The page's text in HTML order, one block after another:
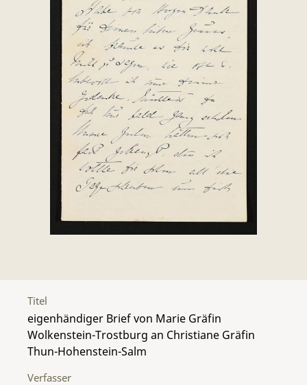
Titel
eigenhändiger Brief von Marie Gräfin
Wolkenstein-Trostburg an Christiane Gräfin
Thun-Hohenstein-Salm
Verfasser